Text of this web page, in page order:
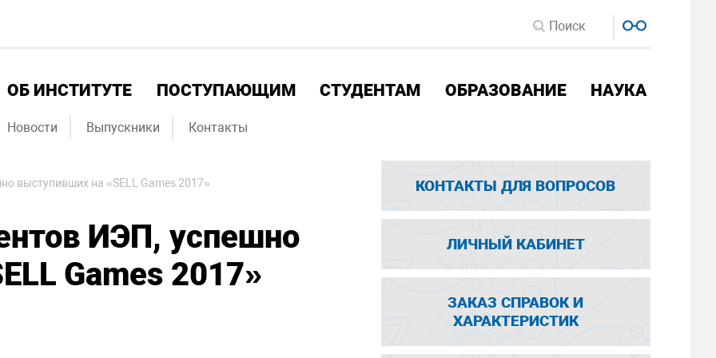
ОБ ИНСТИТУТЕ ПОСТУПАЮЩИМ СТУДЕНТАМ ОБРАЗОВАНИЕ НАУКА
Новости Выпускники Контакты
выступивших на «SELL Games 2017»
ИЭП, успешно
Games 2017»
КОНТАКТЫ ДЛЯ ВОПРОСОВ
ЛИЧНЫЙ КАБИНЕТ
ЗАКАЗ СПРАВОК И
ХАРАКТЕРИСТИК